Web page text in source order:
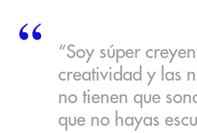
“Soy súper
creatividad y las
no tienen que
que no hayas